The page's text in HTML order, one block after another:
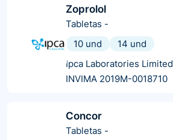
Zoprolol
Tabletas -
10 und
14 und
Ipca Laboratories Limited
INVIMA 2019M-0018710
Concor
Tabletas -